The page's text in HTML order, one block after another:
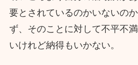
要とされているのかいないの
ず、そのことに対して不平不
いけれど納得もいかない。